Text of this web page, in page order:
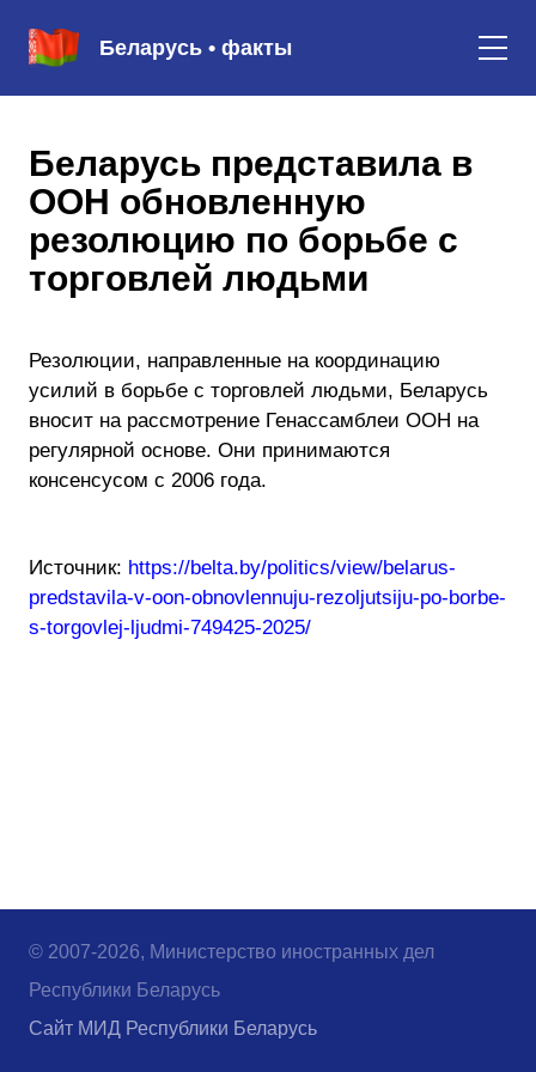
Беларусь • факты
Беларусь представила в
ООН обновленную
резолюцию по борьбе с
торговлей людьми
Резолюции, направленные на координацию
усилий в борьбе с торговлей людьми, Беларусь
вносит на рассмотрение Генассамблеи ООН на
регулярной основе. Они принимаются
консенсусом с 2006 года.
Источник: https://belta.by/politics/view/belarus-
predstavila-v-oon-obnovlennuju-rezoljutsiju-po-borbe-
s-torgovlej-ljudmi-749425-2025/
© 2007-2026, Министерство иностранных дел
Республики Беларусь
Сайт МИД Республики Беларусь